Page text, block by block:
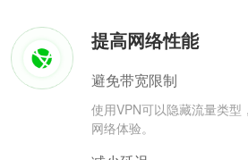
提高网络性能
避免带宽限制
使用VPN可以隐藏流量类型
网络体验。